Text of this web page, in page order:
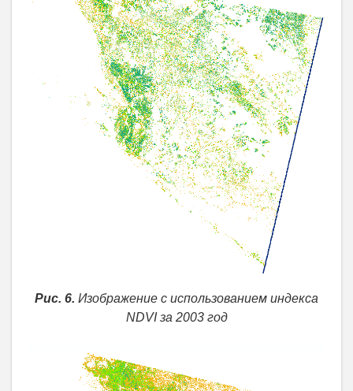
Рис. 6. Изображение с использованием индекса
NDVI за 2003 год